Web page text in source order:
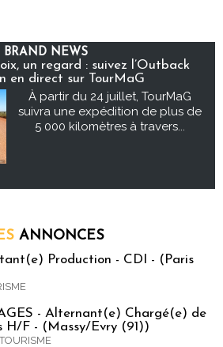
BRAND NEWS
un regard : suivez l’Outback
en direct sur TourMaG
À partir du 24 juillet, TourMaG
suivra une expédition de plus de
5 000 kilomètres à travers...
ANNONCES
Production - CDI - (Paris
- Alternant(e) Chargé(e) de
H/F - (Massy/Evry (91))